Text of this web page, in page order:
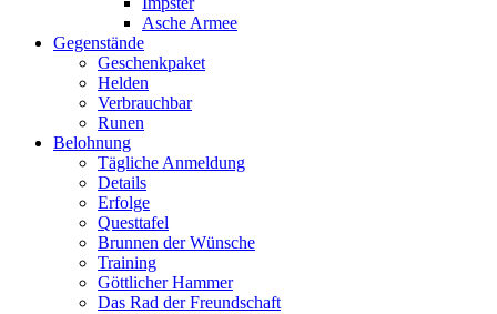
Asche Armee
Gegenstände
Geschenkpaket
Helden
Verbrauchbar
Runen
Belohnung
Tägliche Anmeldung
Details
Erfolge
Questtafel
Brunnen der Wünsche
Training
Göttlicher Hammer
Das Rad der Freundschaft